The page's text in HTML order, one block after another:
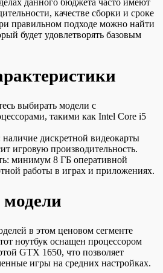
данного бюджета часто имеют
качестве сборки и сроке
правильном подходе можно найти
будет удовлетворять базовым
выбирать модели с
такими как Intel Core i5
наличие дискретной видеокарты
игровую производительность.
минимум 8 ГБ оперативной
работы в играх и приложениях.
в этом ценовом сегменте
ноутбук оснащен процессором
GTX 1650, что позволяет
игры на средних настройках.